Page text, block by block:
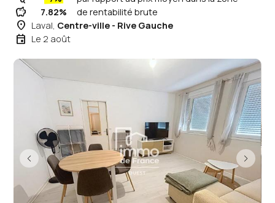
savings 7.82% de rentabilité brute
place Laval, Centre-ville - Rive Gauche
event Le 2 août